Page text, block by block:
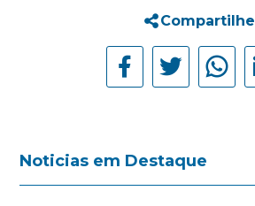
Compartilhe
Noticias em Destaque